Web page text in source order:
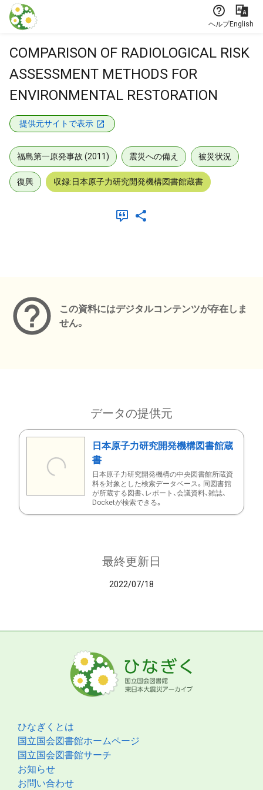
本文に飛ぶ
ヘルプEnglish
COMPARISON OF RADIOLOGICAL RISK
ASSESSMENT METHODS FOR
ENVIRONMENTAL RESTORATION
提供元サイトで表示
福島第一原発事故 (2011) 震災への備え 被災状況
復興 収録:日本原子力研究開発機構図書館蔵書
この資料にはデジタルコンテンツが存在しま
せん。
データの提供元
日本原子力研究開発機構図書館蔵
書
日本原子力研究開発機構の中央図書館所蔵資
料を対象とした検索データベース。同図書館
が所蔵する図書、レポート、会議資料、雑誌、
Docketが検索できる。
最終更新日
2022/07/18
ひなぎくとは
国立国会図書館ホームページ
国立国会図書館サーチ
お知らせ
お問い合わせ